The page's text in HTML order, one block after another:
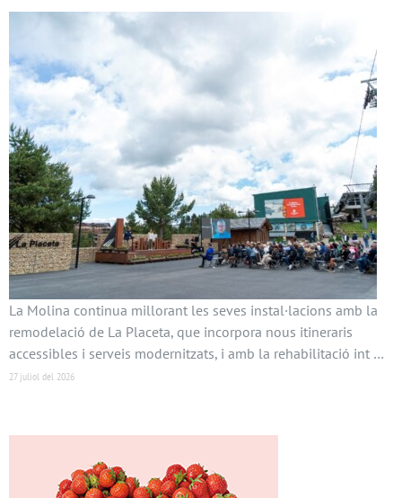
La Molina continua millorant les seves instal·lacions amb la
remodelació de La Placeta, que incorpora nous itineraris
accessibles i serveis modernitzats, i amb la rehabilitació int …
27 juliol del 2026